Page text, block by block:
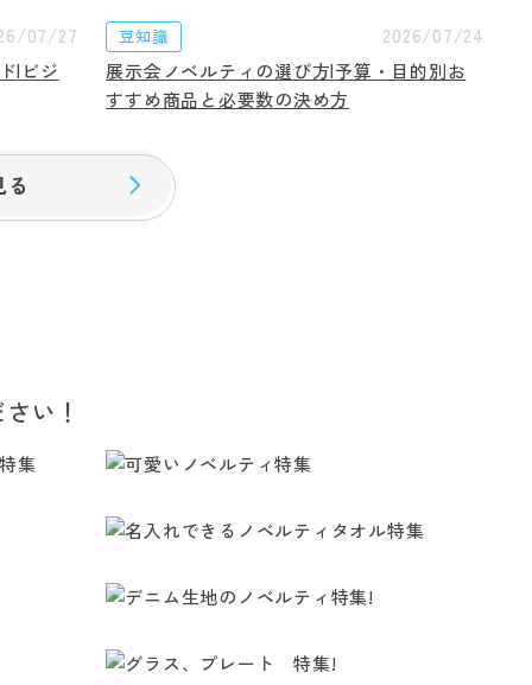
07/27
|ビジ
豆知識
2026/07/24
展示会ノベルティの選び方|予算・目的別お
すすめ商品と必要数の決め方
い！